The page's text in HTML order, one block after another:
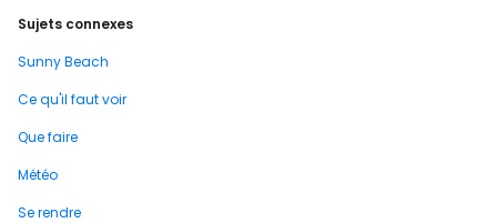
Sujets connexes
Sunny Beach
Ce qu'il faut voir
Que faire
Météo
Se rendre